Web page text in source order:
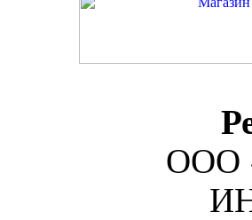
ООО